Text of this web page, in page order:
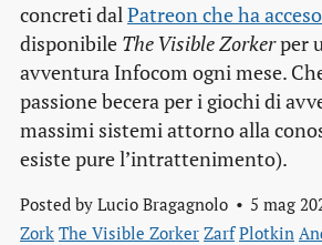
concreti dalPatreon che ha acceso
disponibile The Visible Zorkerper
avventura Infocom ogni mese.
passione becera per i giochi di
massimi sistemi attorno alla
esiste pure l’intrattenimento).
Posted by Lucio Bragagnolo 5 mag
Zork The Visible Zorker Zarf Plotkin